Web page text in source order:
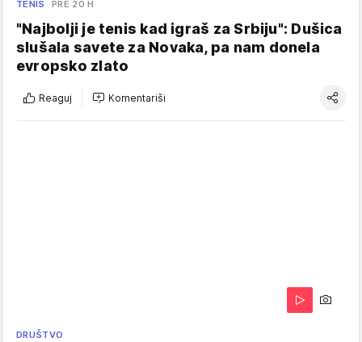
TENIS PRE 20 H
"Najbolji je tenis kad igraš za Srbiju": Dušica
slušala savete za Novaka, pa nam donela
evropsko zlato
Reaguj Komentariši
DRUŠTVO